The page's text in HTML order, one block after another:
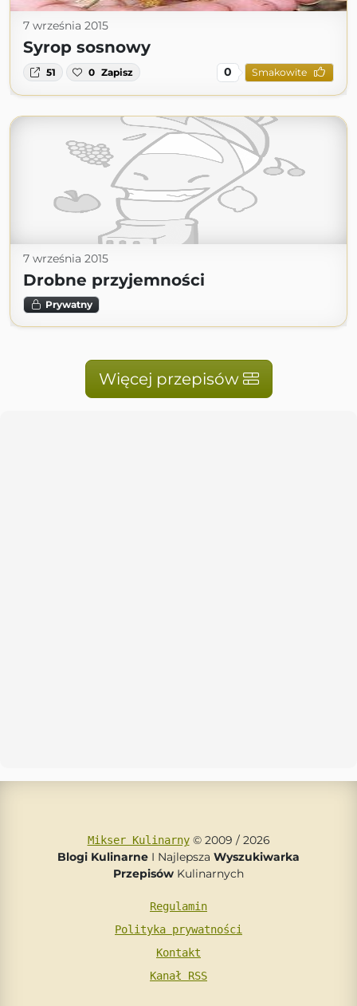
7 września 2015
Syrop sosnowy
51 0 Zapisz 0 Smakowite
7 września 2015
Drobne przyjemności
Prywatny
Więcej przepisów
Mikser Kulinarny© 2009 / 2026
Blogi Kulinarne I Najlepsza Wyszukiwarka
Przepisów Kulinarnych
Regulamin
Polityka prywatności
Kontakt
Kanał RSS